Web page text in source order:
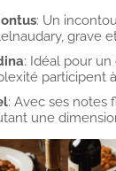
: Un
grave
: Idéal pour
participent
: Avec ses notes
une